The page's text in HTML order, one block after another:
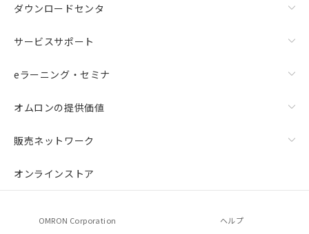
ダウンロードセンタ
サービスサポート
eラーニング・セミナ
オムロンの提供価値
販売ネットワーク
オンラインストア
OMRON Corporation ヘルプ